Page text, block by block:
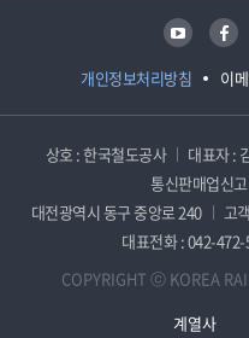
개인정보처리방침 이
유튜브 페이스북
상호 : 한국철도공사 대표자 :
통신판매업신
대전광역시 동구 중앙로 240
고
대표전화 : 042-
COPYRIGHT ⓒ KOREA
계열사